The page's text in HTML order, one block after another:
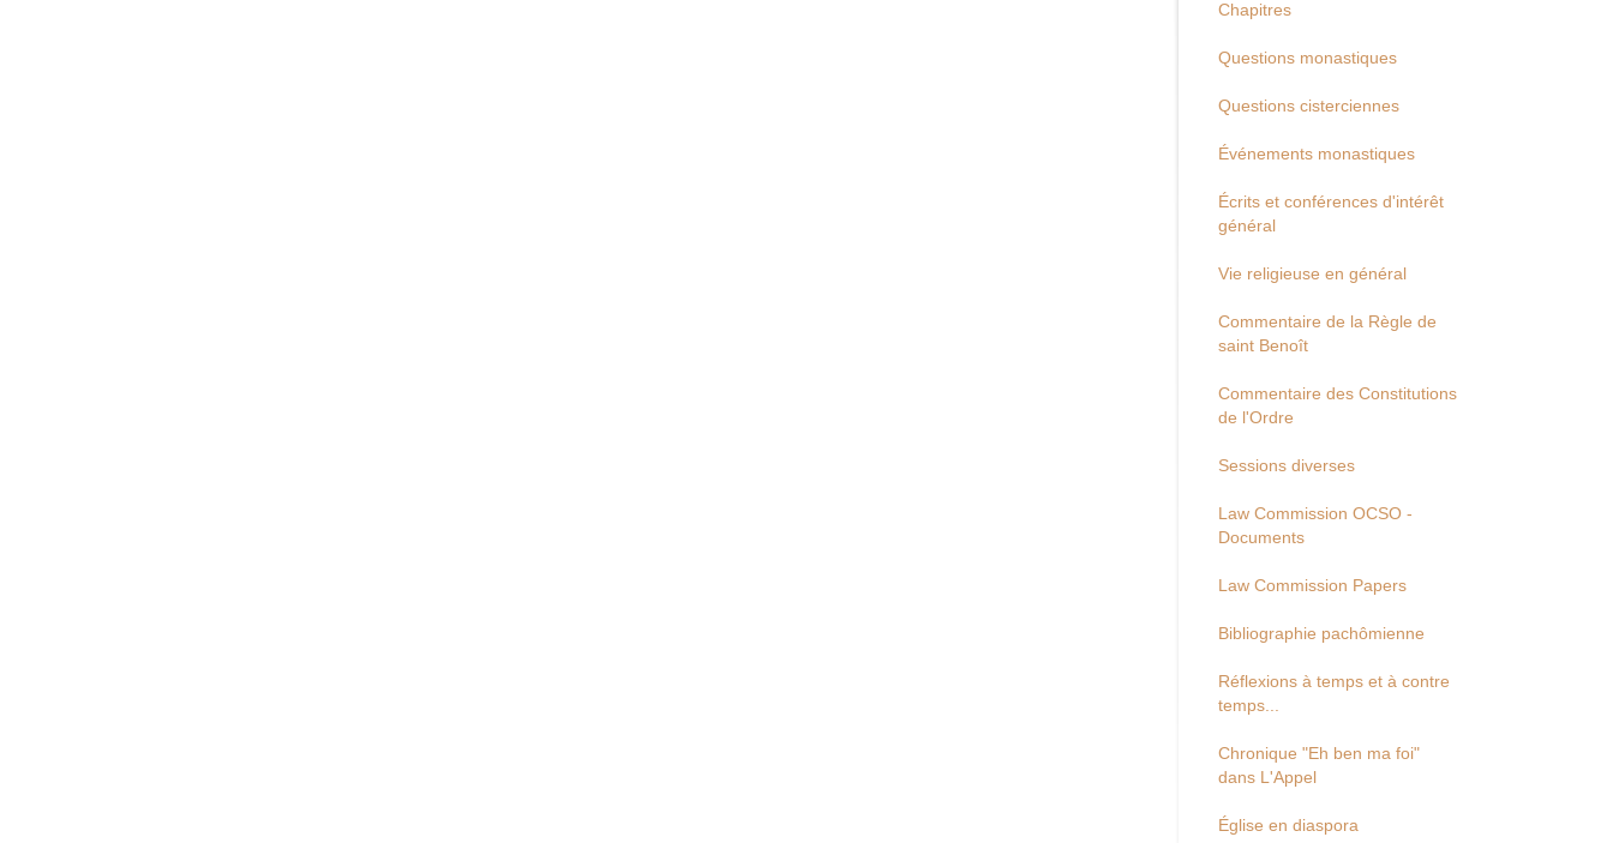
Chapitres
Questions monastiques
Questions cisterciennes
Événements monastiques
Écrits et conférences d'intérêt
général
Vie religieuse en général
Commentaire de la Règle de
saint Benoît
Commentaire des Constitutions
de l'Ordre
Sessions diverses
Law Commission OCSO -
Documents
Law Commission Papers
Bibliographie pachômienne
Réflexions à temps et à contre
temps...
Chronique "Eh ben ma foi"
dans L'Appel
Église en diaspora